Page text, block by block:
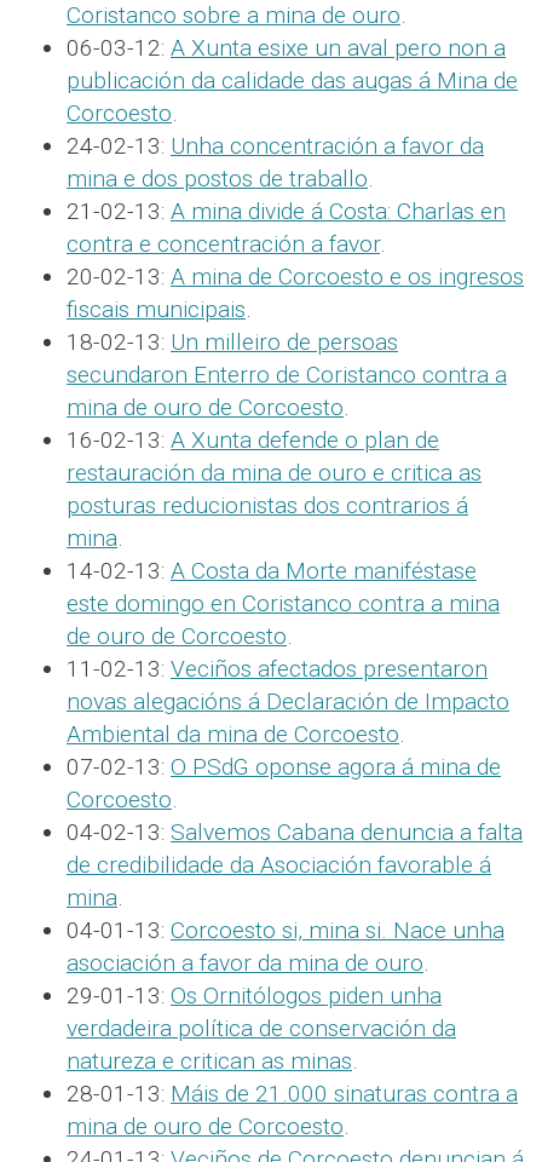
Coristanco sobre a mina de ouro.
06-03-12: A Xunta esixe un aval pero non a
publicación da calidade das augas á Mina de
Corcoesto.
24-02-13: Unha concentración a favor da
mina e dos postos de traballo.
21-02-13: A mina divide á Costa: Charlas en
contra e concentración a favor.
20-02-13: A mina de Corcoesto e os ingresos
fiscais municipais.
18-02-13: Un milleiro de persoas
secundaron Enterro de Coristanco contra a
mina de ouro de Corcoesto.
16-02-13: A Xunta defende o plan de
restauración da mina de ouro e critica as
posturas reducionistas dos contrarios á
mina.
14-02-13: A Costa da Morte maniféstase
este domingo en Coristanco contra a mina
de ouro de Corcoesto.
11-02-13: Veciños afectados presentaron
novas alegacións á Declaración de Impacto
Ambiental da mina de Corcoesto.
07-02-13: O PSdG oponse agora á mina de
Corcoesto.
04-02-13: Salvemos Cabana denuncia a falta
de credibilidade da Asociación favorable á
mina.
04-01-13: Corcoesto si, mina si. Nace unha
asociación a favor da mina de ouro.
29-01-13: Os Ornitólogos piden unha
verdadeira política de conservación da
natureza e critican as minas.
28-01-13: Máis de 21.000 sinaturas contra a
mina de ouro de Corcoesto.